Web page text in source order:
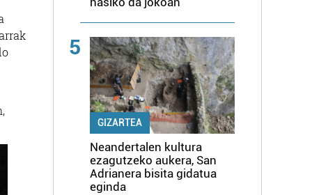
5
GIZARTEA
Neandertalen kultura
ezagutzeko aukera, San
Adrianera bisita gidatua
eginda